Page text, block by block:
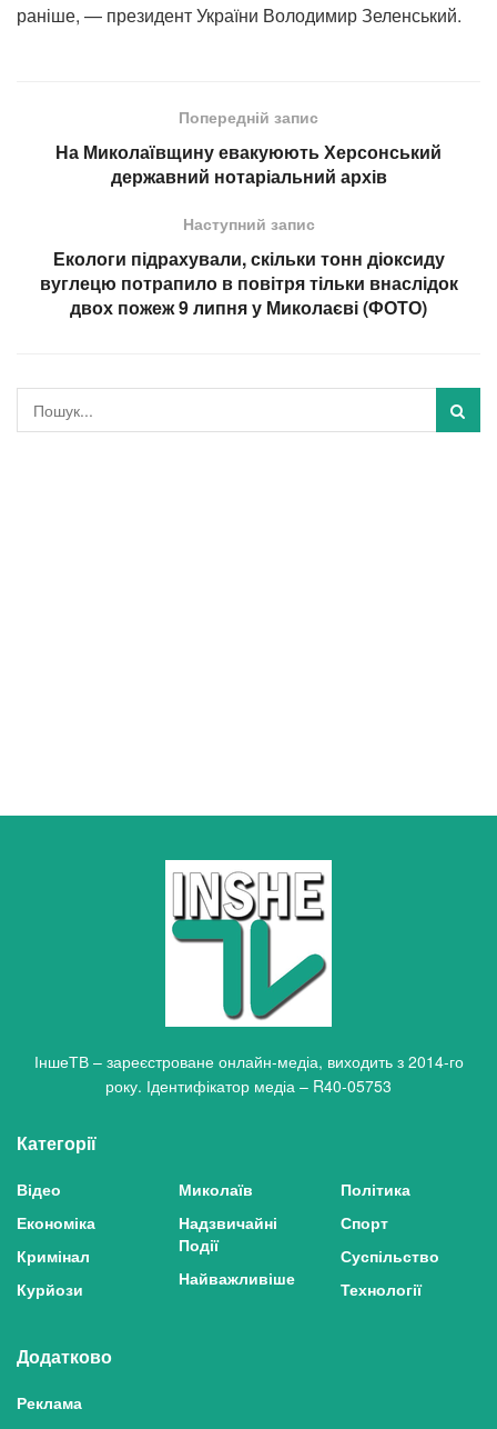
раніше, — президент України Володимир Зеленський.
Попередній запис
На Миколаївщину евакуюють Херсонський
державний нотаріальний архів
Наступний запис
Екологи підрахували, скільки тонн діоксиду
вуглецю потрапило в повітря тільки внаслідок
двох пожеж 9 липня у Миколаєві (ФОТО)
ІншеТВ – зареєстроване онлайн-медіа, виходить з 2014-го
року. Ідентифікатор медіа – R40-05753
Категорії
Відео
Економіка
Кримінал
Курйози
Миколаїв
Надзвичайні
Події
Найважливіше
Політика
Спорт
Суспільство
Технології
Додатково
Реклама